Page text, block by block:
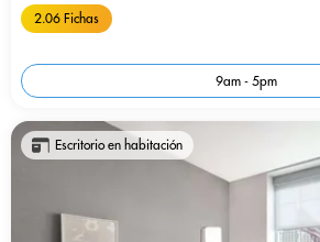
2.06 Fichas
9am - 5pm
Escritorio en habitación